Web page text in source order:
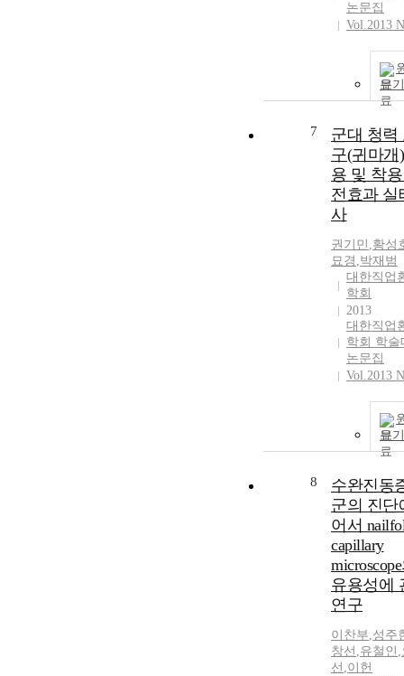
논문집
Vol.2013
보기
7
군대 청력
구(귀마개
용 및 착
전효과 실
사
권기민 ,황성
묘경 ,박재범
대한직업
학회
2013
대한직업
학회 학술
논문집
Vol.2013
보기
8
수완진동
군의 진단
어서
capillary
유용성에
연구
이찬부,성주
창선 ,유철인 ,
선 ,이헌